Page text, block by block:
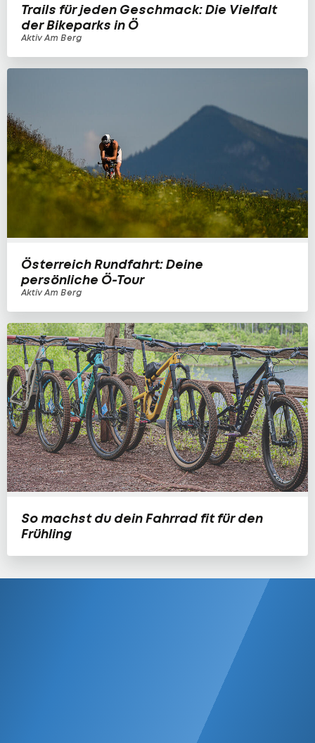
Trails für jeden Geschmack: Die Vielfalt
der Bikeparks in Ö
Aktiv Am Berg
Österreich Rundfahrt: Deine
persönliche Ö-Tour
Aktiv Am Berg
So machst du dein Fahrrad fit für den
Frühling